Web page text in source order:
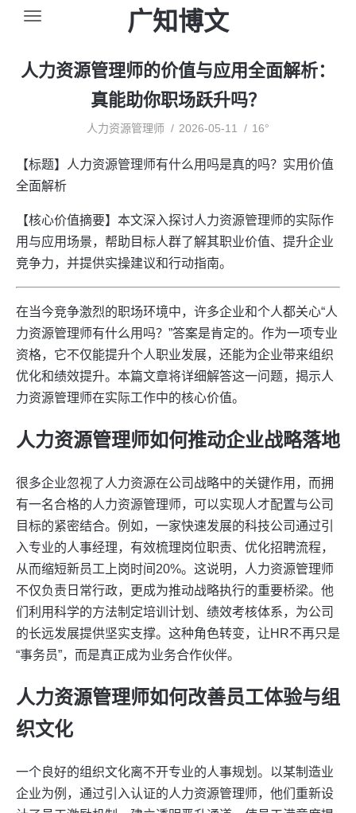
广知博文
人力资源管理师的价值与应用全面解析：
真能助你职场跃升吗？
人力资源管理师 2026-05-11 16°
【标题】人力资源管理师有什么用吗是真的吗？实用价值
全面解析
【核心价值摘要】本文深入探讨人力资源管理师的实际作
用与应用场景，帮助目标人群了解其职业价值、提升企业
竞争力，并提供实操建议和行动指南。
在当今竞争激烈的职场环境中，许多企业和个人都关心“人
力资源管理师有什么用吗？”答案是肯定的。作为一项专业
资格，它不仅能提升个人职业发展，还能为企业带来组织
优化和绩效提升。本篇文章将详细解答这一问题，揭示人
力资源管理师在实际工作中的核心价值。
人力资源管理师如何推动企业战略落地
很多企业忽视了人力资源在公司战略中的关键作用，而拥
有一名合格的人力资源管理师，可以实现人才配置与公司
目标的紧密结合。例如，一家快速发展的科技公司通过引
入专业的人事经理，有效梳理岗位职责、优化招聘流程，
从而缩短新员工上岗时间20%。这说明，人力资源管理师
不仅负责日常行政，更成为推动战略执行的重要桥梁。他
们利用科学的方法制定培训计划、绩效考核体系，为公司
的长远发展提供坚实支撑。这种角色转变，让HR不再只是
“事务员”，而是真正成为业务合作伙伴。
人力资源管理师如何改善员工体验与组
织文化
一个良好的组织文化离不开专业的人事规划。以某制造业
企业为例，通过引入认证的人力资源管理师，他们重新设